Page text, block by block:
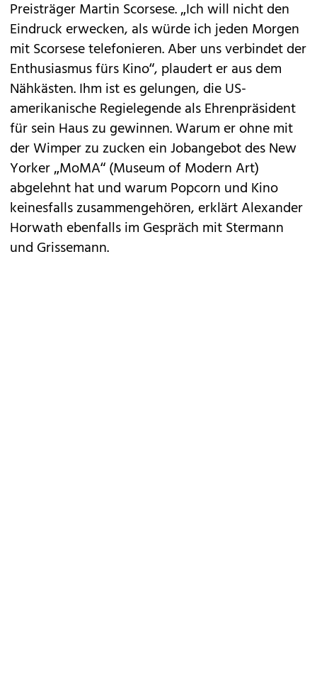
Preisträger Martin Scorsese. „Ich will nicht den
Eindruck erwecken, als würde ich jeden Morgen
mit Scorsese telefonieren. Aber uns verbindet der
Enthusiasmus fürs Kino“, plaudert er aus dem
Nähkästen. Ihm ist es gelungen, die US-
amerikanische Regielegende als Ehrenpräsident
für sein Haus zu gewinnen. Warum er ohne mit
der Wimper zu zucken ein Jobangebot des New
Yorker „MoMA“ (Museum of Modern Art)
abgelehnt hat und warum Popcorn und Kino
keinesfalls zusammengehören, erklärt Alexander
Horwath ebenfalls im Gespräch mit Stermann
und Grissemann.